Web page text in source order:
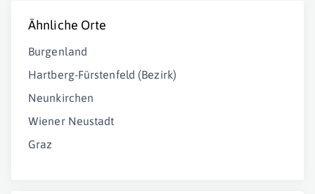
Ähnliche Orte
Burgenland
Hartberg-Fürstenfeld (Bezirk)
Neunkirchen
Wiener Neustadt
Graz